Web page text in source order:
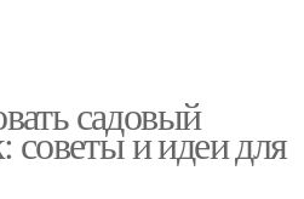
садовый
советы и идеи для